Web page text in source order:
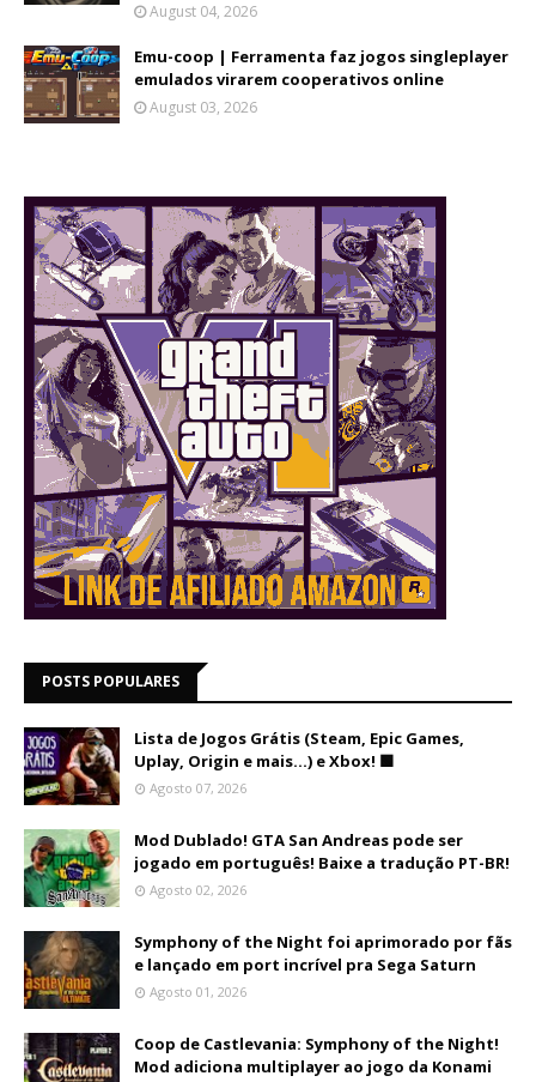
August 04, 2026
Emu-coop | Ferramenta faz jogos singleplayer
emulados virarem cooperativos online
August 03, 2026
POSTS POPULARES
Lista de Jogos Grátis (Steam, Epic Games,
Uplay, Origin e mais...) e Xbox! 🟩
Agosto 07, 2026
Mod Dublado! GTA San Andreas pode ser
jogado em português! Baixe a tradução PT-BR!
Agosto 02, 2026
Symphony of the Night foi aprimorado por fãs
e lançado em port incrível pra Sega Saturn
Agosto 01, 2026
Coop de Castlevania: Symphony of the Night!
Mod adiciona multiplayer ao jogo da Konami